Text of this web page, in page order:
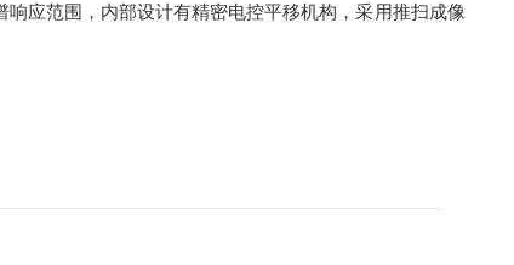
应范围，内部设计有精密电控平移机构，采用推扫成像